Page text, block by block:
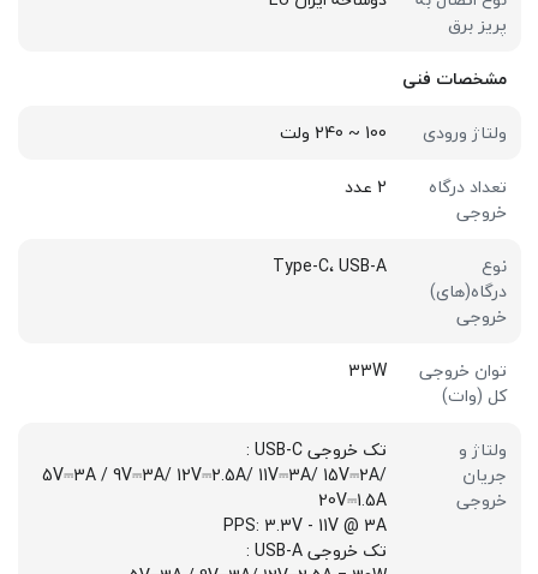
پریز برق
مشخصات فنی
ولتاژ ورودی
100 ~ 240 ولت
تعداد درگاه
خروجی
2 عدد
نوع
درگاه(های)
خروجی
Type-C، USB-A
توان خروجی
کل (وات)
33W
ولتاژ و
جریان
خروجی
تک خروجی USB-C :
5V⎓3A / 9V⎓3A/ 12V⎓2.5A/ 11V⎓3A/ 15V⎓2A/
20V⎓1.5A
PPS: 3.3V - 11V @ 3A
تک خروجی USB-A :